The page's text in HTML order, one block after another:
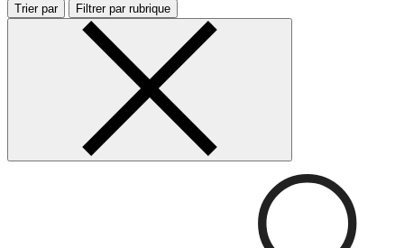
Trier par Filtrer par rubrique